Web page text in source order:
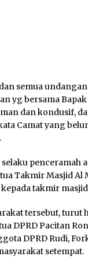
semua
yg bersama
dan kondusif,
Camat yang
penceramah
Takmir Masjid
takmir
tersebut, turut
DPRD Pacitan
DPRD Rudi,
setempat.